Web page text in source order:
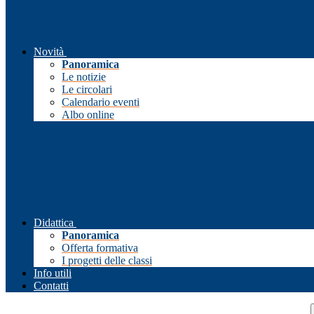
Novità
Panoramica
Le notizie
Le circolari
Calendario eventi
Albo online
Didattica
Panoramica
Offerta formativa
I progetti delle classi
Info utili
Contatti